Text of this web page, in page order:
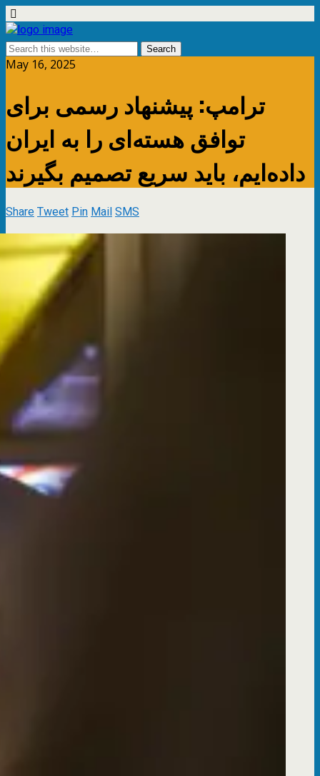
May 16, 2025
ترامپ: پیشنهاد رسمی برای
توافق هسته‌ای را به ایران
داده‌ایم، باید سریع تصمیم بگیرند
ShareTweetPinMailSMS